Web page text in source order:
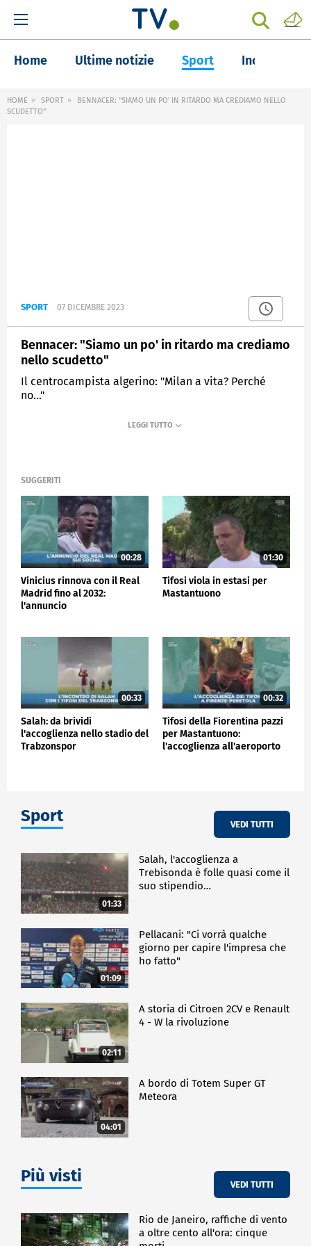
Home Ultime notizie Sport Inchieste
HOME SPORT
BENNACER: "SIAMO UN PO' IN RITARDO MA CREDIAMO NELLO
SCUDETTO"
SPORT 07 DICEMBRE 2023
Bennacer: "Siamo un po' in ritardo ma crediamo
nello scudetto"
Il centrocampista algerino: "Milan a vita? Perché
no..."
SPORTMEDIASET
SUGGERITI
00:28
Vinicius rinnova con il Real
Madrid fino al 2032:
l'annuncio
01:30
Tifosi viola in estasi per
Mastantuono
00:33
Salah: da brividi
l'accoglienza nello stadio del
Trabzonspor
00:32
Tifosi della Fiorentina pazzi
per Mastantuono:
l'accoglienza all'aeroporto
Sport VEDI TUTTI
01:33
Salah, l'accoglienza a
Trebisonda è folle quasi come il
suo stipendio…
01:09
Pellacani: "Ci vorrà qualche
giorno per capire l'impresa che
ho fatto"
02:11
A storia di Citroen 2CV e Renault
4 - W la rivoluzione
04:01
A bordo di Totem Super GT
Meteora
Più visti VEDI TUTTI
Rio de Janeiro, raffiche di vento
a oltre cento all'ora: cinque